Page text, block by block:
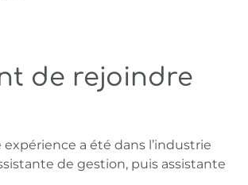
de rejoindre
a été dans l’industrie
de gestion, puis assistante